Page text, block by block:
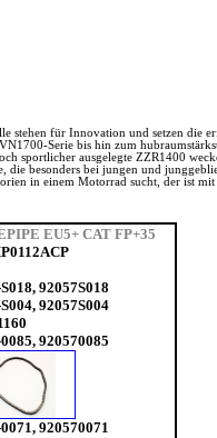
stehen für Innovation und setzen
Serie bis hin zum
sportlicher ausgelegte ZZR1400
besonders bei jungen und
in einem Motorrad sucht, der ist
EU5+ CAT FP+35
92057S018
92057S004
920570085
920570071